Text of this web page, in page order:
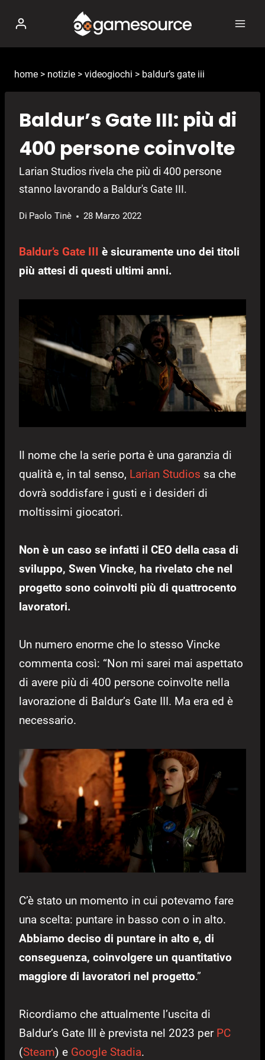
contenuto
home > notizie > videogiochi > baldur’s gate iii
Baldur’s Gate III: più di
400 persone coinvolte
Larian Studios rivela che più di 400 persone
stanno lavorando a Baldur's Gate III.
Di Paolo Tinè 28 Marzo 2022
Baldur’s Gate III è sicuramente uno dei titoli
più attesi di questi ultimi anni.
Il nome che la serie porta è una garanzia di
qualità e, in tal senso, Larian Studios sa che
dovrà soddisfare i gusti e i desideri di
moltissimi giocatori.
Non è un caso se infatti il CEO della casa di
sviluppo, Swen Vincke, ha rivelato che nel
progetto sono coinvolti più di quattrocento
lavoratori.
Un numero enorme che lo stesso Vincke
commenta così: “Non mi sarei mai aspettato
di avere più di 400 persone coinvolte nella
lavorazione di Baldur’s Gate III. Ma era ed è
necessario.
C’è stato un momento in cui potevamo fare
una scelta: puntare in basso con o in alto.
Abbiamo deciso di puntare in alto e, di
conseguenza, coinvolgere un quantitativo
maggiore di lavoratori nel progetto.”
Ricordiamo che attualmente l’uscita di
Baldur’s Gate III è prevista nel 2023 per PC
(Steam) e Google Stadia.